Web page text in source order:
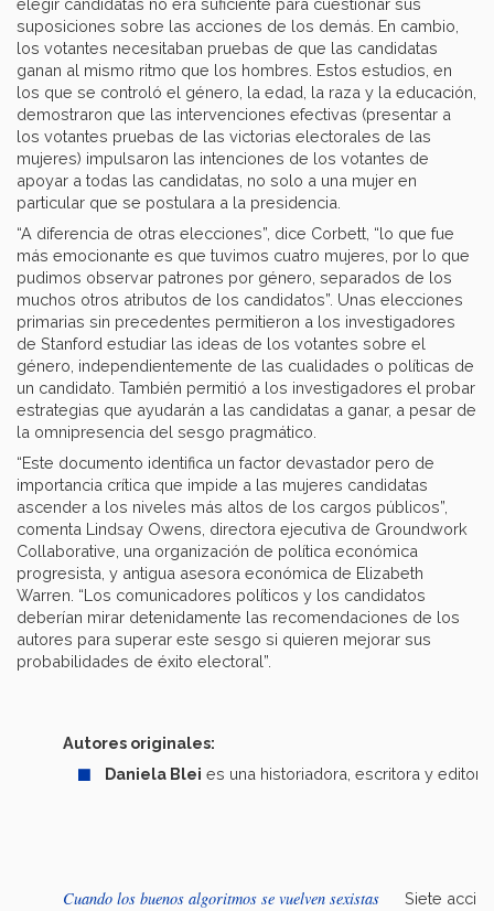
elegir candidatas no era suficiente para cuestionar sus
suposiciones sobre las acciones de los demás. En cambio,
los votantes necesitaban pruebas de que las candidatas
ganan al mismo ritmo que los hombres. Estos estudios, en
los que se controló el género, la edad, la raza y la educación,
demostraron que las intervenciones efectivas (presentar a
los votantes pruebas de las victorias electorales de las
mujeres) impulsaron las intenciones de los votantes de
apoyar a todas las candidatas, no solo a una mujer en
particular que se postulara a la presidencia.
“A diferencia de otras elecciones”, dice Corbett, “lo que fue
más emocionante es que tuvimos cuatro mujeres, por lo que
pudimos observar patrones por género, separados de los
muchos otros atributos de los candidatos”. Unas elecciones
primarias sin precedentes permitieron a los investigadores
de Stanford estudiar las ideas de los votantes sobre el
género, independientemente de las cualidades o políticas de
un candidato. También permitió a los investigadores el probar
estrategias que ayudarán a las candidatas a ganar, a pesar de
la omnipresencia del sesgo pragmático.
“Este documento identifica un factor devastador pero de
importancia crítica que impide a las mujeres candidatas
ascender a los niveles más altos de los cargos públicos”,
comenta Lindsay Owens, directora ejecutiva de Groundwork
Collaborative, una organización de política económica
progresista, y antigua asesora económica de Elizabeth
Warren. “Los comunicadores políticos y los candidatos
deberían mirar detenidamente las recomendaciones de los
autores para superar este sesgo si quieren mejorar sus
probabilidades de éxito electoral”.
Autores originales:
Daniela Blei es una historiadora, escritora y
Cuando los buenos algoritmos se vuelven sexistas Siete